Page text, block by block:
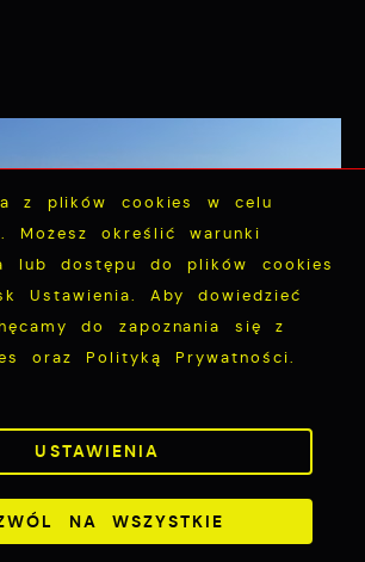
ścieżka rowerowa
Jastarnię do Juraty –
z plików cookies w celu
Możesz określić warunki
lub dostępu do plików cookies
Ustawienia. Aby dowiedzieć
do zapoznania się z
oraz Polityką Prywatności.
USTAWIENIA
NA WSZYSTKIE
ZAPISZ WYBRANE